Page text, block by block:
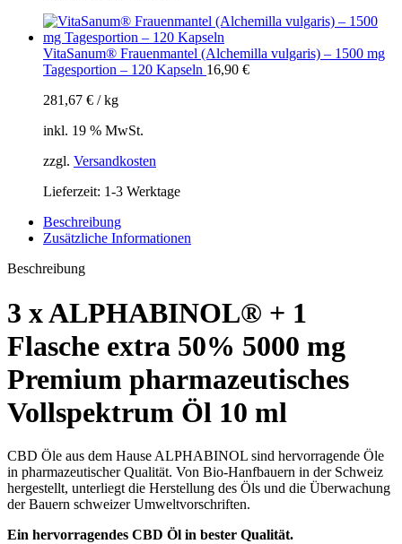
VitaSanum® Frauenmantel (Alchemilla vulgaris) – 1500 mg
Tagesportion – 120 Kapseln 16,90 €
281,67 € /kg
inkl. 19 % MwSt.
zzgl. Versandkosten
Lieferzeit: 1-3 Werktage
Beschreibung
Zusätzliche Informationen
Beschreibung
3 x ALPHABINOL® + 1
Flasche extra 50% 5000 mg
Premium pharmazeutisches
Vollspektrum Öl 10 ml
CBD Öle aus dem Hause ALPHABINOL sind hervorragende Öle
in pharmazeutischer Qualität. Von Bio-Hanfbauern in der Schweiz
hergestellt, unterliegt die Herstellung des Öls und die Überwachung
der Bauern schweizer Umweltvorschriften.
Ein hervorragendes CBD Öl in bester Qualität.